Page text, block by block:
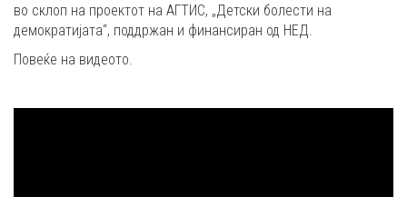
во склоп на проектот на АГТИС, „Детски болести на
демократијата“, поддржан и финансиран од НЕД.
Повеќе на видеото.